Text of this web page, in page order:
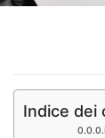
Indice dei